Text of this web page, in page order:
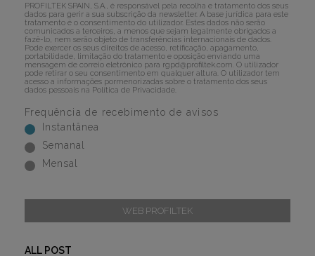
PROFILTEK SPAIN, S.A., é responsável pela recolha e tratamento dos seus
dados para gerir a sua subscrição da newsletter. A base jurídica para este
tratamento é o consentimento do utilizador. Estes dados não serão
comunicados a terceiros, a menos que sejam legalmente obrigados a
fazê-lo, nem serão objeto de transferências internacionais de dados.
Pode exercer os seus direitos de acesso, retificação, apagamento,
portabilidade, limitação do tratamento e oposição enviando uma
mensagem de correio eletrónico para rgpd@profiltek.com . O utilizador
pode retirar o seu consentimento em qualquer altura. O utilizador tem
acesso a informações pormenorizadas sobre o tratamento dos seus
dados pessoais na Política de Privacidade
Frequência de recebimento de avisos
Instantânea
Semanal
Mensal
WEB PROFILTEK
ALL POST